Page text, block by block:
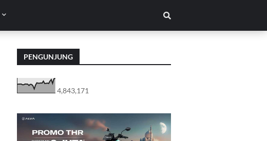
PENGUNJUNG
4,843,171